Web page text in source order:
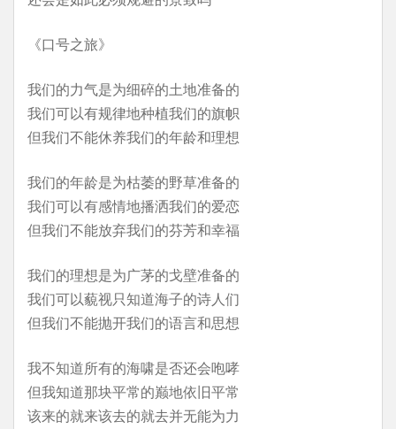
《口号之旅》
我们的力气是为细碎的土地准备的
我们可以有规律地种植我们的旗帜
但我们不能休养我们的年龄和理想
我们的年龄是为枯萎的野草准备的
我们可以有感情地播洒我们的爱恋
但我们不能放弃我们的芬芳和幸福
我们的理想是为广茅的戈壁准备的
我们可以藐视只知道海子的诗人们
但我们不能抛开我们的语言和思想
我不知道所有的海啸是否还会咆哮
但我知道那块平常的巅地依旧平常
该来的就来该去的就去并无能为力